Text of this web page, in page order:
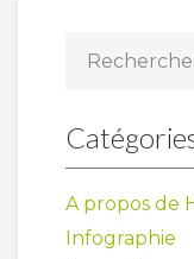
A propos de
Infographie